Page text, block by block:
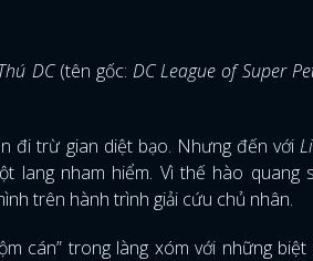
DC(tên gốc: DC League of Super
đi trừ gian diệt bạo. Nhưng đến với
lang nham hiểm. Vì thế hào quang
trên hành trình giải cứu chủ nhân.
cán” trong làng xóm với những biệt